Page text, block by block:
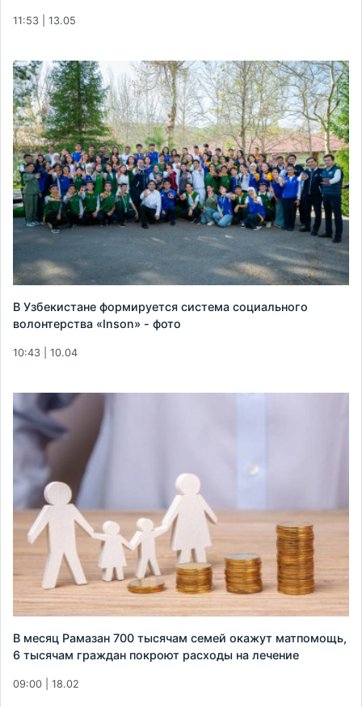
11:53 | 13.05
В Узбекистане формируется система социального
волонтерства «Inson» - фото
10:43 | 10.04
В месяц Рамазан 700 тысячам семей окажут матпомощь,
6 тысячам граждан покроют расходы на лечение
09:00 | 18.02